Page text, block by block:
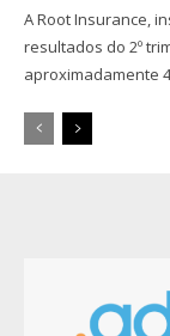
A Root Insurance,
resultados do 2º
aproximadamente